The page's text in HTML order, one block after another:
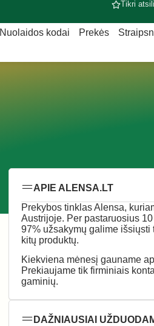
Tikri
Nuolaidos kodai Prekės
APIE ALENSA.LT
Prekybos tinklas Alensa,
Austrijoje. Per pastaruosius
97% užsakymų galime
kitų produktų.
Kiekviena mėnesį gauname
Prekiaujame tik firminiais
gaminių.
DAŽNIAUSIAI